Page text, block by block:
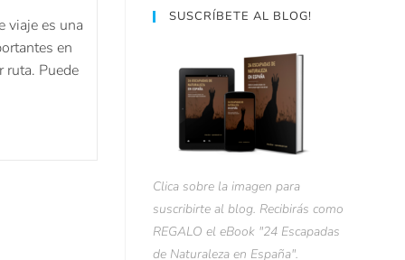
viaje es una
en
ruta. Puede
SUSCRÍBETE AL BLOG!
Clica sobre la imagen para
suscribirte al blog. Recibirás como
REGALO el eBook "24 Escapadas
de Naturaleza en España".